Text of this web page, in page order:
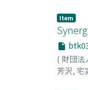
Item
( 財団法
芳沢, 宅